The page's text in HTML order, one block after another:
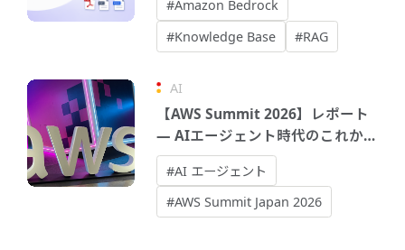
ントを作る
#Amazon Bedrock
#Knowledge Base
#RAG
AI
【AWS Summit 2026】レポート
― AIエージェント時代のこれか
ら
#AI エージェント
#AWS Summit Japan 2026